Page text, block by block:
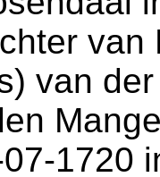
van
van
1720